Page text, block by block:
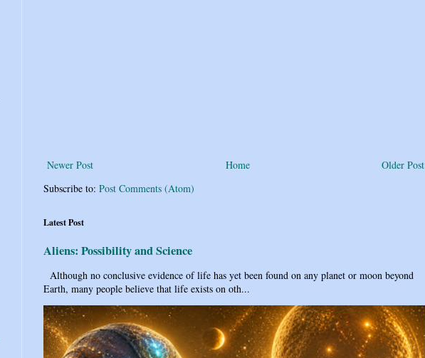
Newer Post Older Post
Home
Subscribe to: Post Comments (Atom)
Latest Post
Aliens: Possibility and Science
Although no conclusive evidence of life has yet been found on any planet or moon beyond
Earth, many people believe that life exists on oth...